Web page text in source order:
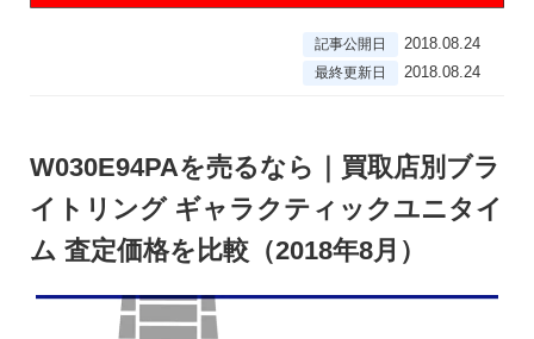
記事公開日 2018.08.24
最終更新日 2018.08.24
W030E94PAを売るなら｜買取店別ブラ
イトリング ギャラクティックユニタイ
ム 査定価格を比較（2018年8月）